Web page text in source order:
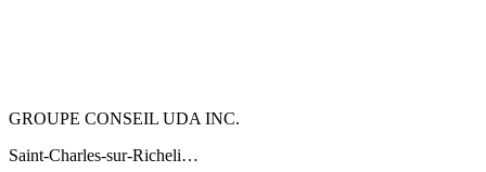
GROUPE CONSEIL UDA INC.
Saint-Charles-sur-Richeli…